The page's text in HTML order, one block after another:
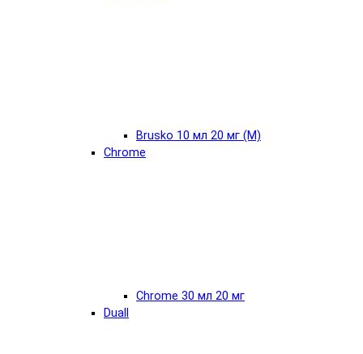
Brusko 10 мл 20 мг (М)
Chrome
Chrome 30 мл 20 мг
Duall